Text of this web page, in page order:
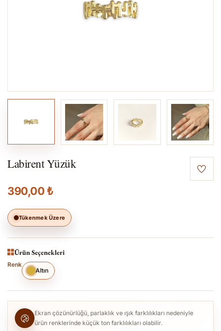
Labirent Yüzük
390,00 ₺
Tükenmek Üzere
Ürün Seçenekleri
Renk
Altın
Ekran çözünürlüğü, parlaklık ve ışık farklılıkları nedeniyle
ürün renklerinde küçük ton farklılıkları olabilir.